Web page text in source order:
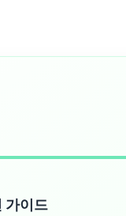
가이드